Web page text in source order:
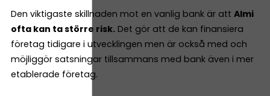
Den viktigaste skillnaden mot en vanlig bank är att Almi
ofta kan ta större risk. Det gör att de kan finansiera
företag tidigare i utvecklingen men är också med och
möjliggör satsningar tillsammans med bank även i mer
etablerade företag.